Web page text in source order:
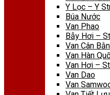
Y Lọc – Y
Búa Nước
Van Phao
Bẫy Hơi –
Van Cân
Van Hàn
Van Hơi –
Van Dao
Van